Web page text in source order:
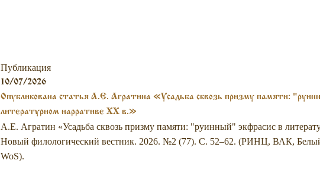
Публикация
10/07/2026
Опубликована статья А.Е. Агратина «Усадьба сквозь призму памяти:
литературном нарративе XX в.»
А.Е. Агратин «Усадьба сквозь призму памяти: "руинный" экфрасис в
Новый филологический вестник. 2026. №2 (77). С. 52–62. (РИНЦ, ВАК, Белый
WoS).